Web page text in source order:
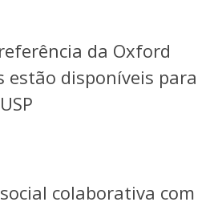
da Oxford
estão disponíveis para
colaborativa com